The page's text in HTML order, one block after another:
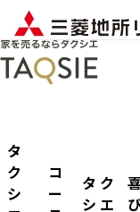
タ
ク
シ
コ
ー
タク
シエ
喜